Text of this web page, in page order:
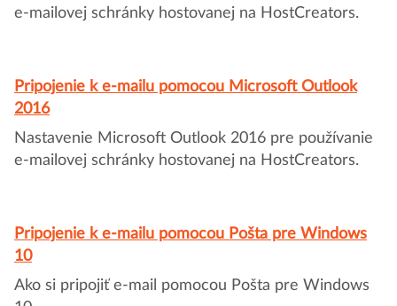
e-mailovej schránky hostovanej na HostCreators.
Pripojenie k e-mailu pomocou Microsoft Outlook
2016
Nastavenie Microsoft Outlook 2016 pre používanie
e-mailovej schránky hostovanej na HostCreators.
Pripojenie k e-mailu pomocou Pošta pre Windows
10
Ako si pripojiť e-mail pomocou Pošta pre Windows